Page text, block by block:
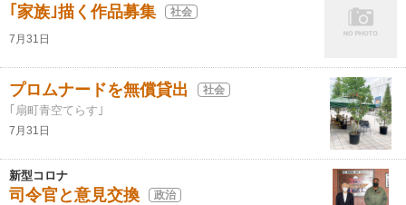
｢家族｣描く作品募集 社会
7月31日
プロムナードを無償貸出 社会
｢扇町青空てらす｣
7月31日
新型コロナ
司令官と意見交換 政治